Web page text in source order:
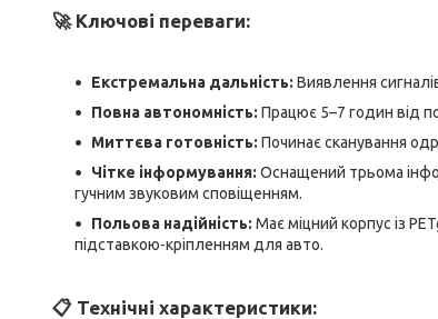
🚀 Ключові переваги:
Екстремальна дальність: Виявлення
Повна автономність: Працює 5–7 годин від
Миттєва готовність: Починає сканування
Чітке інформування: Оснащений трьома
гучним звуковим сповіщенням.
Польова надійність: Має міцний корпус із
підставкою-кріпленням для авто.
📋 Технічні характеристики: